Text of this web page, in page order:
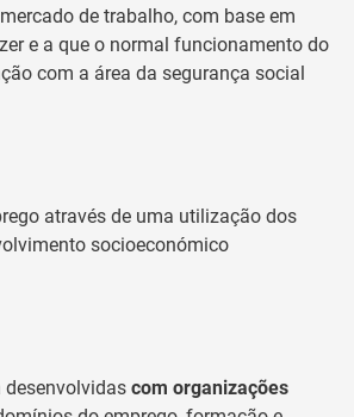
de trabalho, com base em
e a que o normal funcionamento do
com a área da segurança social
através de uma utilização dos
socioeconómico
desenvolvidas com organizações